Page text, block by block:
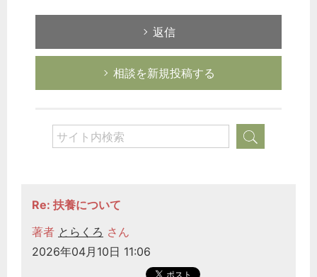
返信
相談を新規投稿する
Re: 扶養について
著者 とらくろ さん
2026年04月10日 11:06